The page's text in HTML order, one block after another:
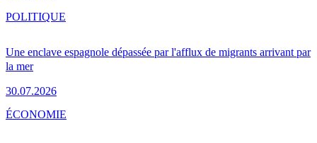
Une enclave espagnole dépassée par l'afflux de migrants arrivant par
la mer
30.07.2026
POLITIQUE
ÉCONOMIE